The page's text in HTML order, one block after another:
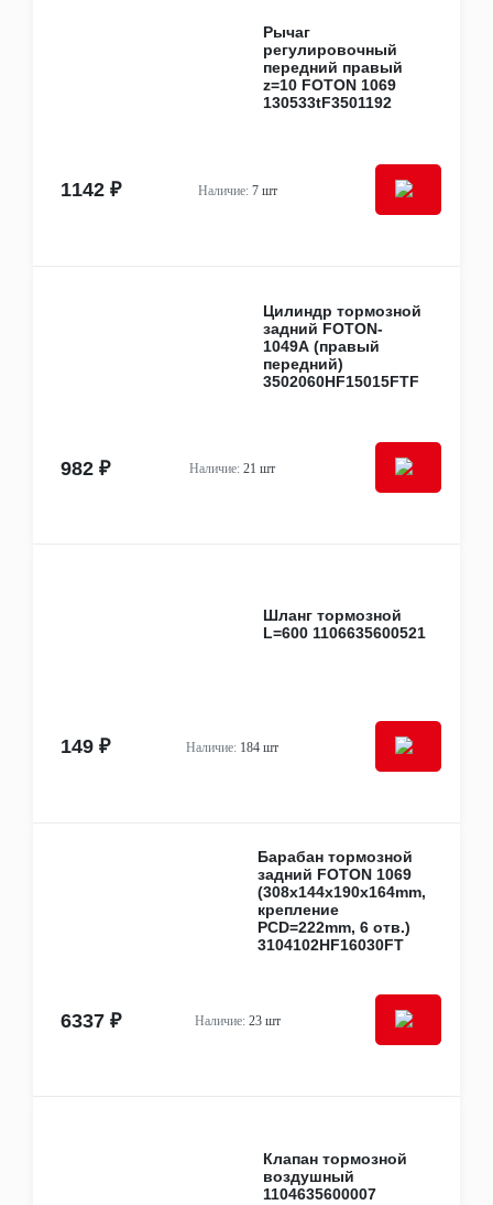
Рычаг
регулировочный
передний правый
z=10 FOTON 1069
130533tF3501192
1142 ₽ Наличие: 7 шт
Цилиндр тормозной
задний FOTON-
1049А (правый
передний)
3502060HF15015FTF
982 ₽ Наличие: 21 шт
Шланг тормозной
L=600 1106635600521
149 ₽ Наличие: 184 шт
Барабан тормозной
задний FOTON 1069
(308x144x190x164mm,
крепление
PCD=222mm, 6 отв.)
3104102HF16030FT
6337 ₽ Наличие: 23 шт
Клапан тормозной
воздушный
1104635600007